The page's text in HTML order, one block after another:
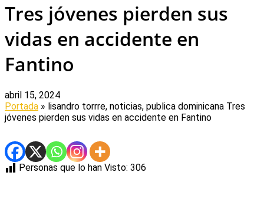
Tres jóvenes pierden sus
vidas en accidente en
Fantino
abril 15, 2024
Portada » lisandro torrre, noticias, publica dominicana Tres
jóvenes pierden sus vidas en accidente en Fantino
Personas que lo han Visto: 306